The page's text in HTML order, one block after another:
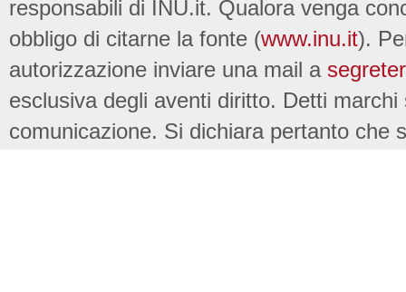
responsabili di INU.it. Qualora venga
obbligo di citarne la fonte (www.inu.it).
autorizzazione inviare una mail a
esclusiva degli aventi diritto. Detti
comunicazione. Si dichiara pertanto che